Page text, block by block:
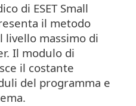
di ESET Small
il metodo
massimo di
Il modulo di
il costante
del programma e